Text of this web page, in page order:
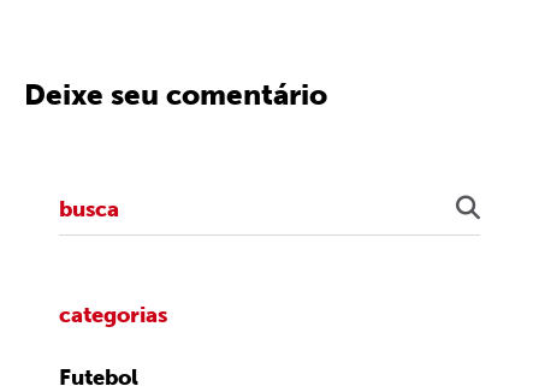
Deixe seu comentário
categorias
Futebol